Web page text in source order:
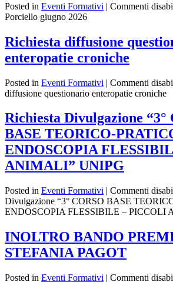
Posted in Eventi Formativi | Commenti
Porciello giugno 2026
Richiesta diffusione
enteropatie croniche
Posted in Eventi Formativi | Commenti
diffusione questionario enteropatie croniche
Richiesta Divulgazione “3°
BASE TEORICO-
ENDOSCOPIA
ANIMALI” UNIPG
Posted in Eventi Formativi | Commenti
Divulgazione “3° CORSO BASE
ENDOSCOPIA FLESSIBILE – PICCOLI
INOLTRO BANDO
STEFANIA PAGOT
Posted in Eventi Formativi | Commenti